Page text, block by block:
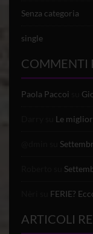
Senza categoria
single
COMMENTI
Paola Paccoi
Le
FERIE?
ARTICOLI